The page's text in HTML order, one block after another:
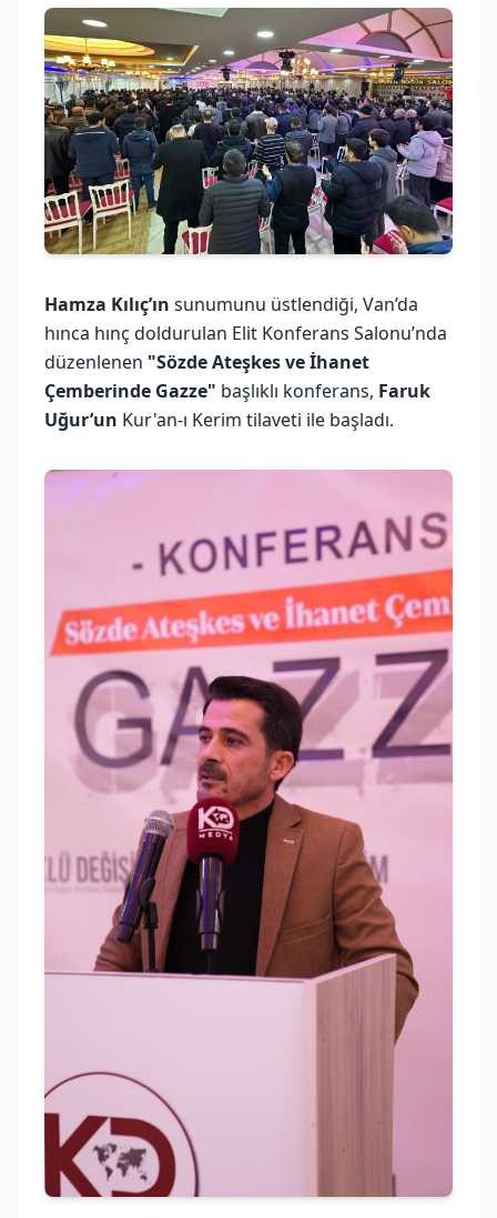
Hamza Kılıç’ın sunumunu üstlendiği, Van’da
hınca hınç doldurulan Elit Konferans Salonu’nda
düzenlenen "Sözde Ateşkes ve İhanet
Çemberinde Gazze" başlıklı konferans, Faruk
Uğur’un Kur'an-ı Kerim tilaveti ile başladı.